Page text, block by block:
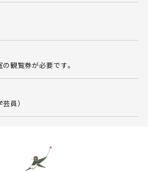
観覧券が必要です。
員）